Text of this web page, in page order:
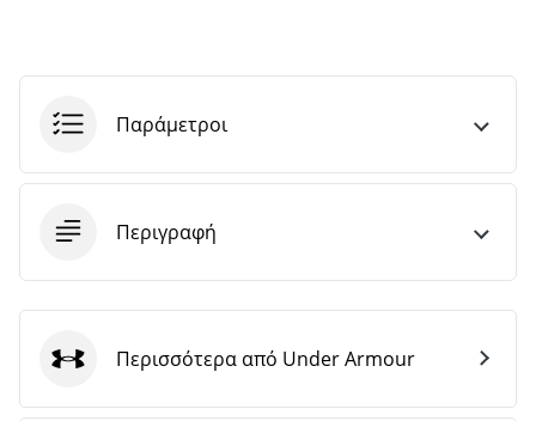
Παράμετροι
Περιγραφή
Under Armour
Περισσότερα από Under Armour